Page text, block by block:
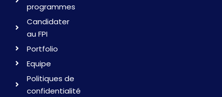
programmes
Candidater
au FPI
Portfolio
Equipe
Politiques de
confidentialité